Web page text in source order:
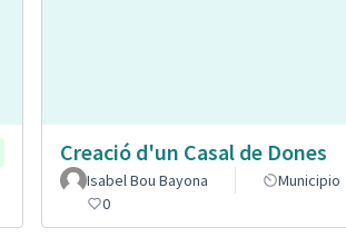
Creació d'un Casal de Dones
Isabel Bou Bayona
Municipio
0